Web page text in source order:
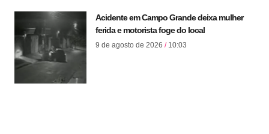
Acidente em Campo Grande deixa mulher
ferida e motorista foge do local
9 de agosto de 2026 10:03